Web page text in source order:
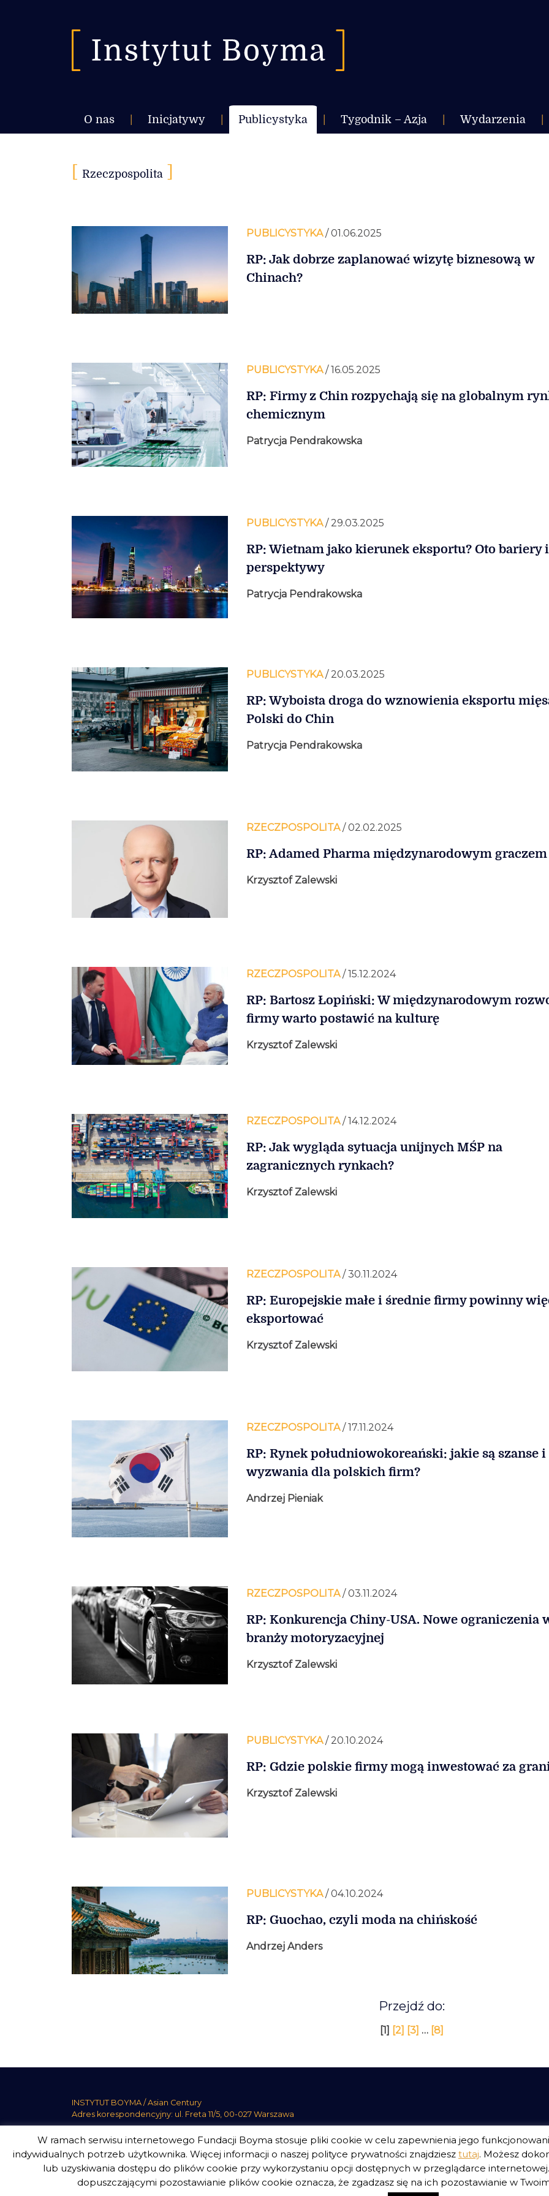
O nas Inicjatywy Publicystyka Tygodnik – Azja Wydarzenia
Rzeczpospolita
PUBLICYSTYKA/ 01.06.2025
RP: Jak dobrze zaplanować wizytę biznesową w
Chinach?
PUBLICYSTYKA/ 16.05.2025
RP: Firmy z Chin rozpychają się na globalnym
chemicznym
Patrycja Pendrakowska
PUBLICYSTYKA/ 29.03.2025
RP: Wietnam jako kierunek eksportu? Oto bariery i
perspektywy
Patrycja Pendrakowska
PUBLICYSTYKA/ 20.03.2025
RP: Wyboista droga do wznowienia eksportu
Polski do Chin
Patrycja Pendrakowska
RZECZPOSPOLITA/ 02.02.2025
RP: Adamed Pharma międzynarodowym graczem
Krzysztof Zalewski
RZECZPOSPOLITA/ 15.12.2024
RP: Bartosz Łopiński: W międzynarodowym
firmy warto postawić na kulturę
Krzysztof Zalewski
RZECZPOSPOLITA/ 14.12.2024
RP: Jak wygląda sytuacja unijnych MŚP na
zagranicznych rynkach?
Krzysztof Zalewski
RZECZPOSPOLITA/ 30.11.2024
RP: Europejskie małe i średnie firmy powinny
eksportować
Krzysztof Zalewski
RZECZPOSPOLITA/ 17.11.2024
RP: Rynek południowokoreański: jakie są szanse i
wyzwania dla polskich firm?
Andrzej Pieniak
RZECZPOSPOLITA/ 03.11.2024
RP: Konkurencja Chiny-USA. Nowe ograniczenia
branży motoryzacyjnej
Krzysztof Zalewski
PUBLICYSTYKA/ 20.10.2024
RP: Gdzie polskie firmy mogą inwestować za
Krzysztof Zalewski
PUBLICYSTYKA/ 04.10.2024
RP: Guochao, czyli moda na chińskość
Andrzej Anders
Przejdź do:
[1] [2] [3] … [8]
INSTYTUT BOYMA / Asian Century
Adres korespondencyjny: ul. Freta 11/5, 00-027 Warszawa
INSTYTUT BOYMA. WSZELKIE PRAWA ZASTRZEŻONE.Polityka Prywatności Serwisu Polityka Prywatności Fundacji
design Beata Świerczyńska , development Alan Głodek
W ramach serwisu internetowego Fundacji Boyma stosuje pliki cookie w celu zapewnienia jego
indywidualnych potrzeb użytkownika. Więcej informacji o naszej polityce prywatności znajdziesz tutaj. Możesz
lub uzyskiwania dostępu do plików cookie przy wykorzystaniu opcji dostępnych w przeglądarce
dopuszczającymi pozostawianie plików cookie oznacza, że zgadzasz się na ich pozostawianie w